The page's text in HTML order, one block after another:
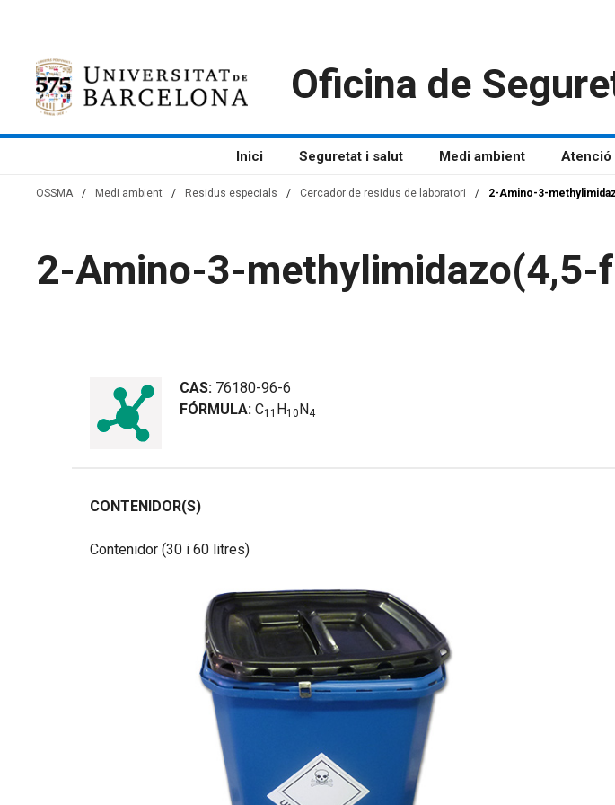
Oficina de
Inici Seguretat i salut Medi ambient Atenció
OSSMA / Medi ambient / Residus especials / Cercador de residus de laboratori / 2-Amino-3-
2-Amino-3-methylimidazo(4,5-
CAS: 76180-96-6
FÓRMULA: C1 1 H 1 0 N 4
CONTENIDOR(S)
Contenidor (30 i 60 litres)